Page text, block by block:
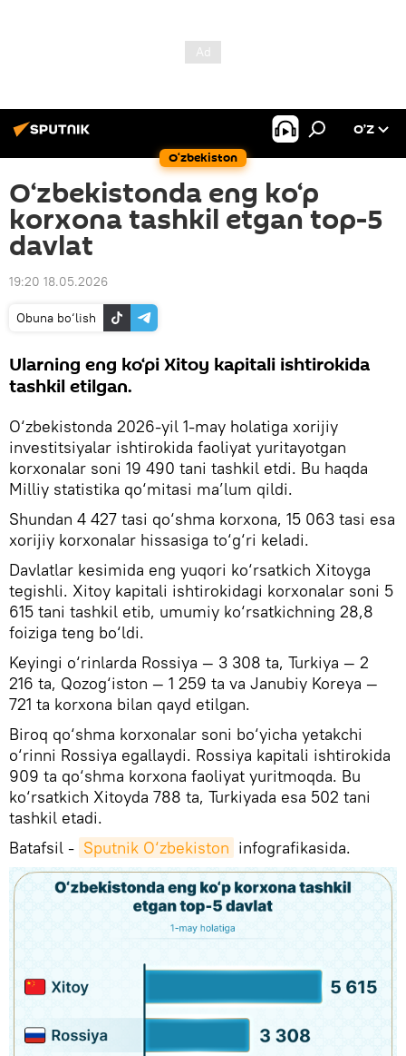
O‘zbekiston
O’Z
O‘zbekistonda eng ko‘p
korxona tashkil etgan top-5
davlat
19:20 18.05.2026
Obuna bo‘lish
Ularning eng ko‘pi Xitoy kapitali ishtirokida
tashkil etilgan.
O‘zbekistonda 2026-yil 1-may holatiga xorijiy
investitsiyalar ishtirokida faoliyat yuritayotgan
korxonalar soni 19 490 tani tashkil etdi. Bu haqda
Milliy statistika qo‘mitasi ma’lum qildi.
Shundan 4 427 tasi qo‘shma korxona, 15 063 tasi esa
xorijiy korxonalar hissasiga to‘g‘ri keladi.
Davlatlar kesimida eng yuqori ko‘rsatkich Xitoyga
tegishli. Xitoy kapitali ishtirokidagi korxonalar soni 5
615 tani tashkil etib, umumiy ko‘rsatkichning 28,8
foiziga teng bo‘ldi.
Keyingi o‘rinlarda Rossiya — 3 308 ta, Turkiya — 2
216 ta, Qozog‘iston — 1 259 ta va Janubiy Koreya —
721 ta korxona bilan qayd etilgan.
Biroq qo‘shma korxonalar soni bo‘yicha yetakchi
o‘rinni Rossiya egallaydi. Rossiya kapitali ishtirokida
909 ta qo‘shma korxona faoliyat yuritmoqda. Bu
ko‘rsatkich Xitoyda 788 ta, Turkiyada esa 502 tani
tashkil etadi.
Batafsil - Sputnik O‘zbekiston infografikasida.